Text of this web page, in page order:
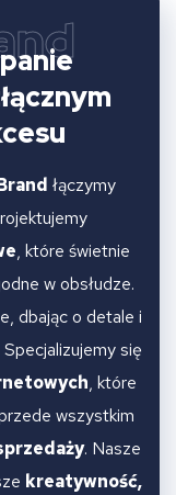
łączymy
, które świetnie
w obsłudze.
dbając o detale i
się
, które
wszystkim
. Nasze
kreatywność,